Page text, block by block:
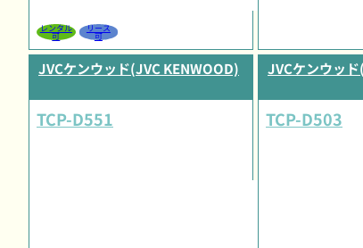
レンタル
可
リース
可
JVCケンウッド(JVC KENWOOD)
TCP-D551
JVCケンウッ
TCP-D503